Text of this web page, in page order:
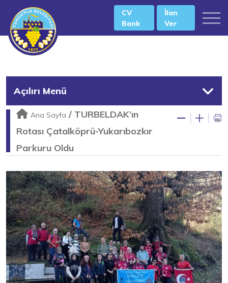
CV
Bank
İlan
Ver
Açılırı Menü
Ana Sayfa / TURBELDAK’ın
Rotası Çatalköprü-Yukarıbozkır
Parkuru Oldu